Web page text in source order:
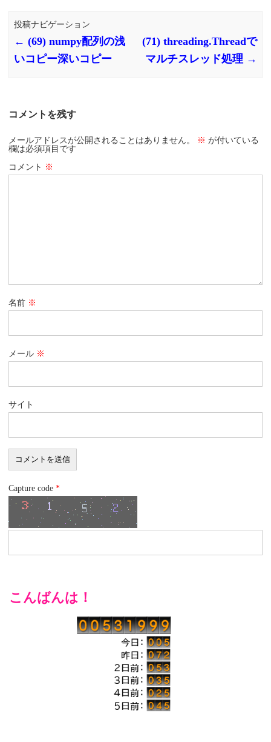
投稿ナビゲーション
← (69) numpy配列の浅
いコピー深いコピー
(71) threading.Threadで
マルチスレッド処理 →
コメントを残す
メールアドレスが公開されることはありません。 ※ が付いている
欄は必須項目です
コメント ※
名前 ※
メール ※
サイト
Capture code *
こんばんは！